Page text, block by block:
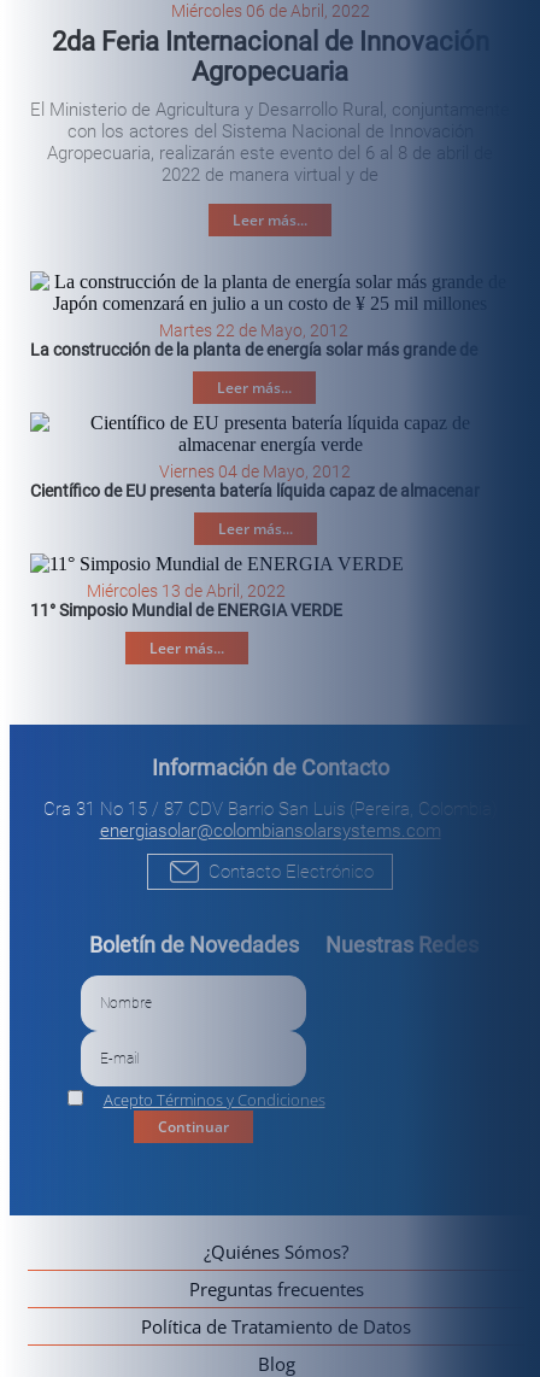
Miércoles 06 de Abril, 2022
2da Feria Internacional de Innovación
Agropecuaria
El Ministerio de Agricultura y Desarrollo Rural, conjuntamente
con los actores del Sistema Nacional de Innovación
Agropecuaria, realizarán este evento del 6 al 8 de abril de
2022 de manera virtual y de
Leer más...
Martes 22 de Mayo, 2012
La construcción de la planta de energía solar más grande de
Leer más...
Viernes 04 de Mayo, 2012
Científico de EU presenta batería líquida capaz de almacenar
Leer más...
Miércoles 13 de Abril, 2022
11° Simposio Mundial de ENERGIA VERDE
Leer más...
Información de Contacto
Cra 31 No 15 / 87 CDV Barrio San Luis (Pereira, Colombia)
energiasolar@colombiansolarsystems.com
Contacto Electrónico
Nuestras Redes
Boletín de Novedades
Acepto Términos y Condiciones
Continuar
¿Quiénes Sómos?
Preguntas frecuentes
Política de Tratamiento de Datos
Blog